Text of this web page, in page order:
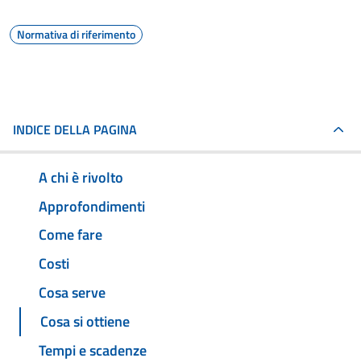
Normativa di riferimento
INDICE DELLA PAGINA
A chi è rivolto
Approfondimenti
Come fare
Costi
Cosa serve
Cosa si ottiene
Tempi e scadenze